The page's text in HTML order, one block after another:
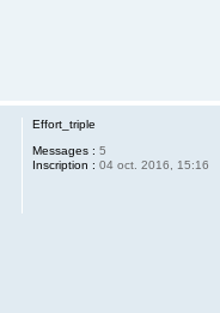
Effort_triple
Messages : 5
Inscription : 04 oct. 2016, 15:16